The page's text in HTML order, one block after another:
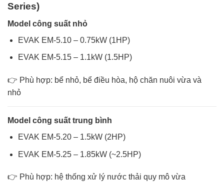
Series)
Model công suất nhỏ
EVAK EM-5.10 – 0.75kW (1HP)
EVAK EM-5.15 – 1.1kW (1.5HP)
👉 Phù hợp: bể nhỏ, bể điều hòa, hộ chăn nuôi vừa và
nhỏ
Model công suất trung bình
EVAK EM-5.20 – 1.5kW (2HP)
EVAK EM-5.25 – 1.85kW (~2.5HP)
👉 Phù hợp: hệ thống xử lý nước thải quy mô vừa